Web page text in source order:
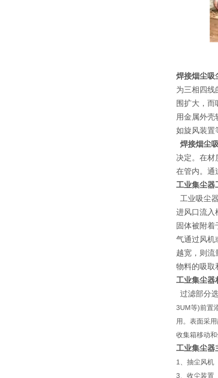
焊接烟尘吸
为三相四线
围扩大，
用金属外
如旋风装置
焊接烟尘
决定。在材
在管内。通
工业集尘器
工业吸尘
进风口流入
固体被附
气通过风机
越宽，则流
物料的吸取
工业集尘器
过滤部分
3UM等)前置
用。表面采
收集箱移动
工业集尘器
1、抽尘风机
3、收尘装置